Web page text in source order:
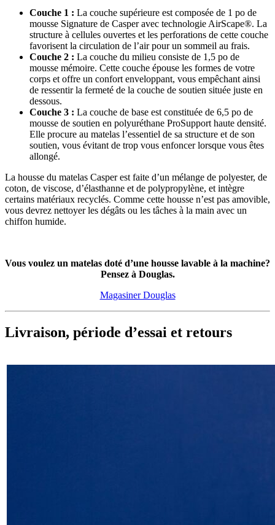
Couche 1 : La couche supérieure est composée de 1 po de
mousse Signature de Casper avec technologie AirScape®. La
structure à cellules ouvertes et les perforations de cette couche
favorisent la circulation de l’air pour un sommeil au frais.
Couche 2 : La couche du milieu consiste de 1,5 po de
mousse mémoire. Cette couche épouse les formes de votre
corps et offre un confort enveloppant, vous empêchant ainsi
de ressentir la fermeté de la couche de soutien située juste en
dessous.
Couche 3 : La couche de base est constituée de 6,5 po de
mousse de soutien en polyuréthane ProSupport haute densité.
Elle procure au matelas l’essentiel de sa structure et de son
soutien, vous évitant de trop vous enfoncer lorsque vous êtes
allongé.
La housse du matelas Casper est faite d’un mélange de polyester, de
coton, de viscose, d’élasthanne et de polypropylène, et intègre
certains matériaux recyclés. Comme cette housse n’est pas amovible,
vous devrez nettoyer les dégâts ou les tâches à la main avec un
chiffon humide.
Vous voulez un matelas doté d’une housse lavable à la machine?
Pensez à Douglas.
Magasiner Douglas
Livraison, période d’essai et retours